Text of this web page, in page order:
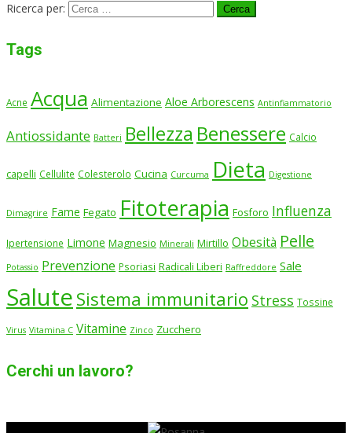
Ricerca per:
Tags
Acne Acqua Alimentazione Aloe Arborescens Antinfiammatorio
Antiossidante Batteri Bellezza Benessere Calcio
capelli Cellulite Colesterolo Cucina Curcuma Dieta Digestione
Dimagrire Fame Fegato Fitoterapia Fosforo Influenza
Ipertensione Limone Magnesio Minerali Mirtillo Obesità Pelle
Potassio Prevenzione Psoriasi Radicali Liberi Raffreddore Sale
Salute Sistema immunitario Stress Tossine
Virus Vitamina C Vitamine Zinco Zucchero
Cerchi un lavoro?